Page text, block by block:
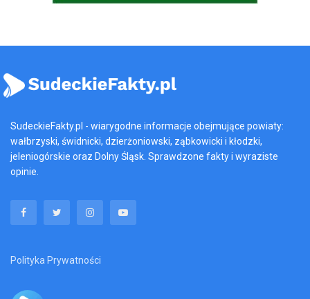
SudeckieFakty.pl - wiarygodne informacje obejmujące powiaty:
wałbrzyski, świdnicki, dzierżoniowski, ząbkowicki i kłodzki,
jeleniogórskie oraz Dolny Śląsk. Sprawdzone fakty i wyraziste
opinie.
Polityka Prywatności